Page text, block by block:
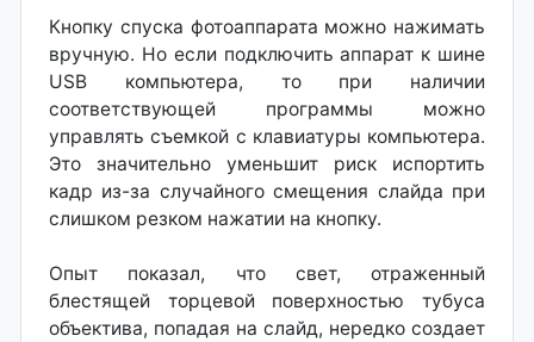
Кнопку спуска фотоаппарата можно нажимать
вручную. Но если подключить аппарат к шине
USB компьютера, то при наличии
соответствующей программы можно
управлять съемкой с клавиатуры компьютера.
Это значительно уменьшит риск испортить
кадр из-за случайного смещения слайда при
слишком резком нажатии на кнопку.
Опыт показал, что свет, отраженный
блестящей торцевой поверхностью тубуса
объектива, попадая на слайд, нередко создает